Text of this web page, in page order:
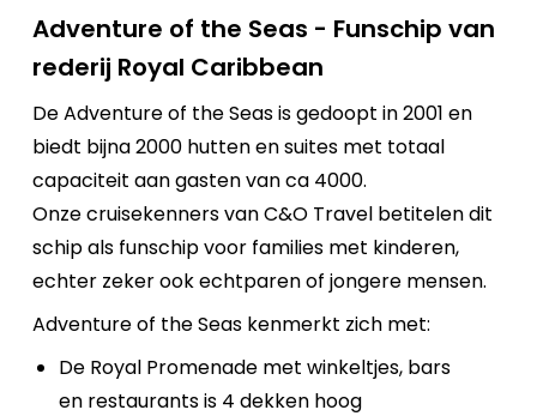
Adventure of the Seas - Funschip van
rederij Royal Caribbean
De Adventure of the Seas is gedoopt in 2001 en
biedt bijna 2000 hutten en suites met totaal
capaciteit aan gasten van ca 4000.
Onze cruisekenners van C&O Travel betitelen dit
schip als funschip voor families met kinderen,
echter zeker ook echtparen of jongere mensen.
Adventure of the Seas kenmerkt zich met:
De Royal Promenade met winkeltjes, bars
en restaurants is 4 dekken hoog